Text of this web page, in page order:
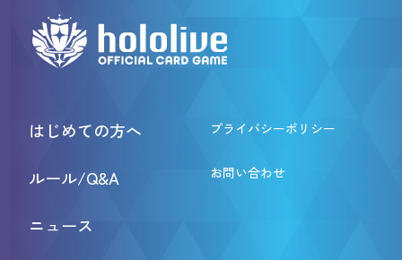
はじめての方へ
ルール/Q&A
ニュース
プライバシーポリシー
お問い合わせ